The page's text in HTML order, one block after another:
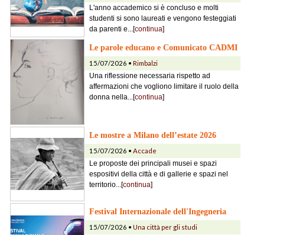
L'anno accademico si è concluso e molti
studenti si sono laureati e vengono festeggiati
da parenti e...[continua]
Le parole educano e Comunicato CADMI
15/07/2026 • Rimbalzi
Una riflessione necessaria rispetto ad
affermazioni che vogliono limitare il ruolo della
donna nella...[continua]
Le mostre a Milano dell’estate 2026
15/07/2026 • Accade
Le proposte dei principali musei e spazi
espositivi della città e di gallerie e spazi nel
territorio...[continua]
Festival Internazionale dell'Ingegneria
15/07/2026 • Una città per gli studi